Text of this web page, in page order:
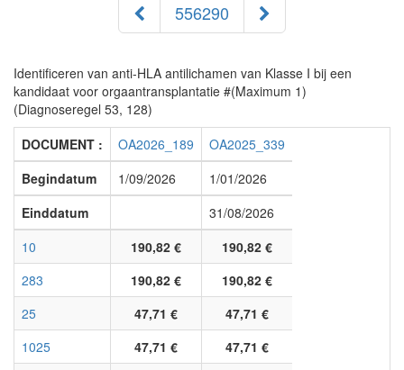
556290
Identificeren van anti-HLA antilichamen van Klasse I bij een
kandidaat voor orgaantransplantatie #(Maximum 1)
(Diagnoseregel 53, 128)
DOCUMENT :
OA2026_189
OA2025_339
Begindatum
1/09/2026
1/01/2026
Einddatum
31/08/2026
10
190,82 €
190,82 €
283
190,82 €
190,82 €
25
47,71 €
47,71 €
1025
47,71 €
47,71 €